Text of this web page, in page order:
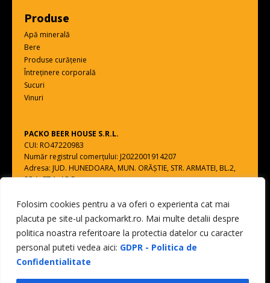
Folosim cookies pentru a va oferi o experienta cat mai
placuta pe site-ul packomarkt.ro. Mai multe detalii despre
politica noastra referitoare la protectia datelor cu caracter
personal puteti vedea aici: GDPR - Politica de
Confidentialitate
Produse
Apă minerală
Bere
Produse curățenie
Întreținere corporală
Sucuri
Vinuri
PACKO BEER HOUSE S.R.L.
CUI: RO47220983
Număr registrul comerțului: J2022001914207
Adresa: JUD. HUNEDOARA, MUN. ORĂŞTIE, STR. ARMATEI, BL.2,
SC.A, ET.1, AP.5
Toate drepturile rezervate - PACKO BEER HOUSE S.R.L.
web design byDOW MEDIA